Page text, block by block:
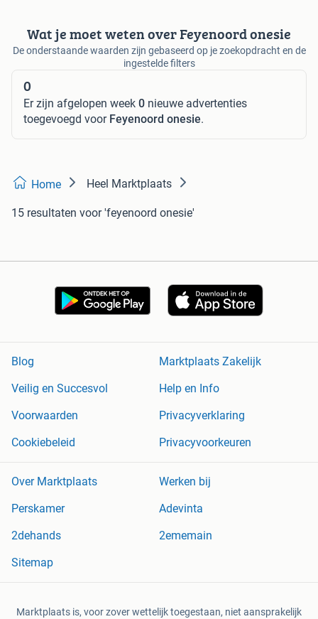
Wat je moet weten over Feyenoord onesie
De onderstaande waarden zijn gebaseerd op je zoekopdracht en de
ingestelde filters
0
Er zijn afgelopen week 0 nieuwe advertenties
toegevoegd voor Feyenoord onesie.
Home Heel Marktplaats
15 resultaten voor 'feyenoord onesie'
Blog
Marktplaats Zakelijk
Veilig en Succesvol
Help en Info
Voorwaarden
Privacyverklaring
Cookiebeleid
Privacyvoorkeuren
Over Marktplaats
Werken bij
Perskamer
Adevinta
2dehands
2ememain
Sitemap
Marktplaats is, voor zover wettelijk toegestaan, niet aansprakelijk